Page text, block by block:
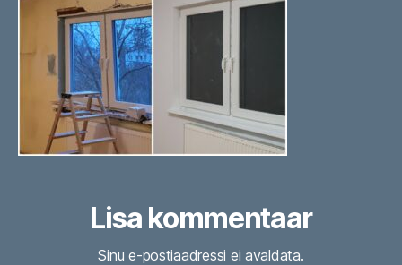
Lisa kommentaar
Sinu e-postiaadressi ei avaldata.